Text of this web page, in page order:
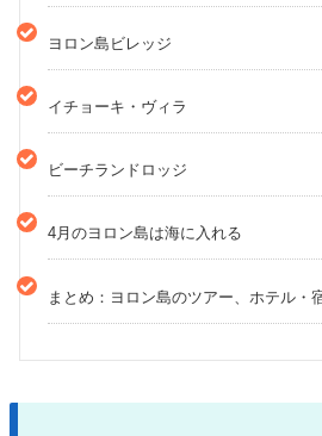
ヨロン島ビレッジ
イチョーキ・ヴィラ
ビーチランドロッジ
4月のヨロン島は海に入れる
まとめ：ヨロン島のツアー、ホテル・